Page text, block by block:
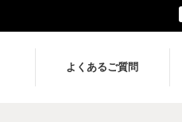
よくあるご質問